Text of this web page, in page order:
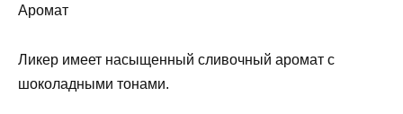
Аромат
Ликер имеет насыщенный сливочный аромат с
шоколадными тонами.